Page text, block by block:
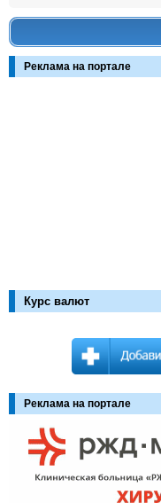
Реклама на портале
Курс валют
Реклама на портале